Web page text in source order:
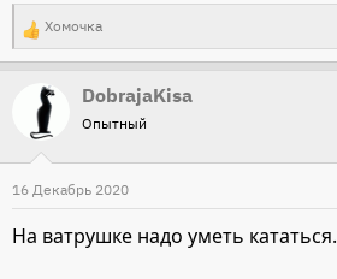
Р
е
и
и
:
Хомочка
DobrajaKisa
Опытный
16 Декабрь 2020
На ватрушке надо уметь кататься.